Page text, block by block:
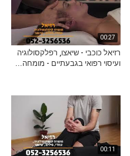
00:27
רזיאל כוכבי - שיאצו, רפלקסולוגיה
ועיסוי רפואי בגבעתיים - מומחה...
00:11